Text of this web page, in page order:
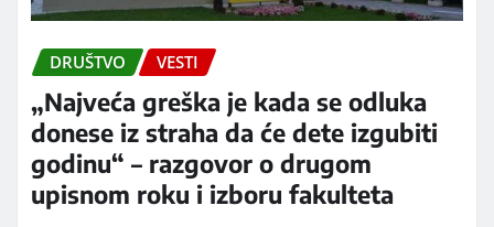
DRUŠTVO VESTI
„Najveća greška je kada se odluka
donese iz straha da će dete izgubiti
godinu“ – razgovor o drugom
upisnom roku i izboru fakulteta